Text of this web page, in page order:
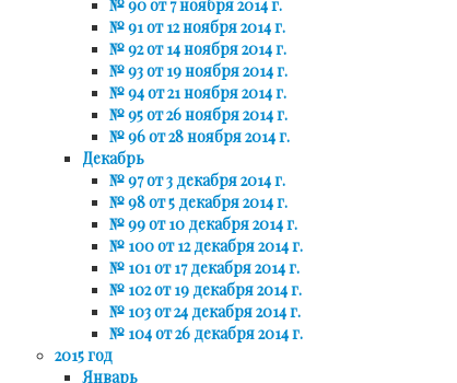
№ 90 от 7 ноября 2014 г.
№ 91 от 12 ноября 2014 г.
№ 92 от 14 ноября 2014 г.
№ 93 от 19 ноября 2014 г.
№ 94 от 21 ноября 2014 г.
№ 95 от 26 ноября 2014 г.
№ 96 от 28 ноября 2014 г.
Декабрь
№ 97 от 3 декабря 2014 г.
№ 98 от 5 декабря 2014 г.
№ 99 от 10 декабря 2014 г.
№ 100 от 12 декабря 2014 г.
№ 101 от 17 декабря 2014 г.
№ 102 от 19 декабря 2014 г.
№ 103 от 24 декабря 2014 г.
№ 104 от 26 декабря 2014 г.
2015 год
Январь